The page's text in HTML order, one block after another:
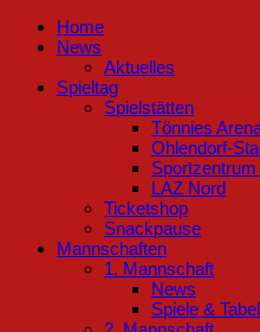
Home
News
Aktuelles
Spieltag
Spielstätten
Tönnies
Ohlendorf-
LAZ Nord
Ticketshop
Snackpause
Mannschaften
1. Mannschaft
News
Spiele &